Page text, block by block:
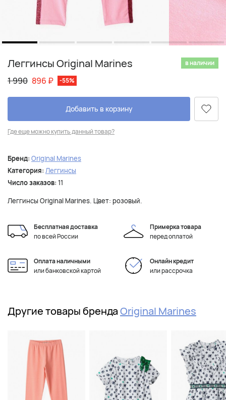
Леггинсы Original Marines в наличии
1 990 896 ₽ -55%
Добавить в корзину
Где еще можно купить данный товар?
Бренд: Original Marines
Категория: Леггинсы
Число заказов: 11
Леггинсы Original Marines. Цвет: розовый.
Бесплатная доставка
по всей России
Примерка товара
перед оплатой
Оплата наличными
или банковской картой
Онлайн кредит
или рассрочка
Другие товары брендаOriginal Marines